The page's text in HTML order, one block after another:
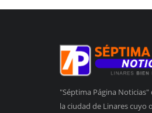
"Séptima Página
la ciudad de Linares cuyo